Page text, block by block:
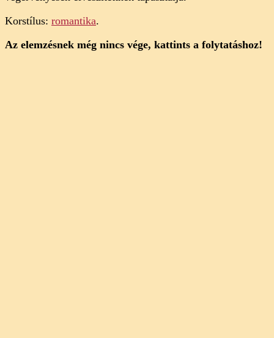
Korstílus: romantika.
Az elemzésnek még nincs vége, kattints a folytatáshoz!